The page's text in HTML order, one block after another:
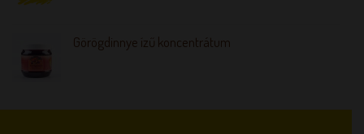
Görögdinnye ízű koncentrátum